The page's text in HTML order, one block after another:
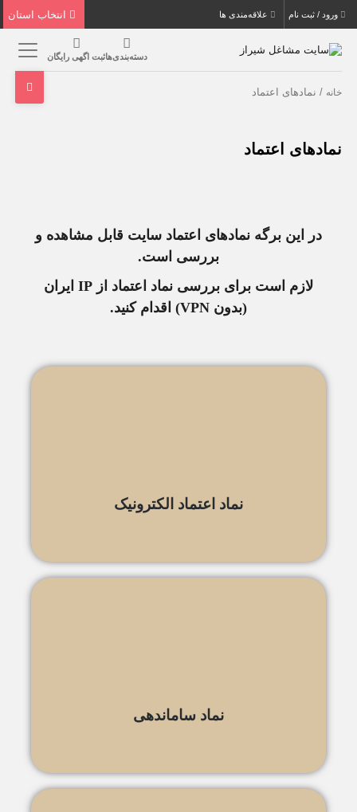
ورود / ثبت نام علاقه‌مندی ها
دسته‌بندی‌هاثبت اگهی رایگان
خانه / نمادهای اعتماد
نمادهای اعتماد
در این برگه نمادهای اعتماد سایت قابل مشاهده و
بررسی است.
لازم است برای بررسی نماد اعتماد از IP ایران
(بدون VPN) اقدام کنید.
نماد اعتماد الکترونیک
نماد ساماندهی